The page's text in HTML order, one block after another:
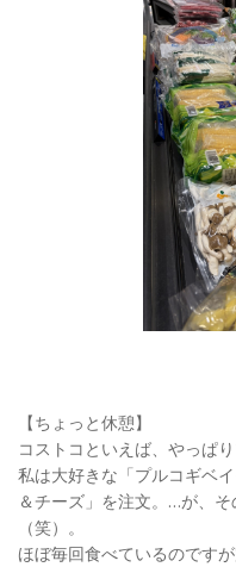
【ちょっと休憩】
コストコといえば、やっぱ
私は大好きな「プルコギベ
＆チーズ」を注文。…が、
（笑）。
ほぼ毎回食べているのです